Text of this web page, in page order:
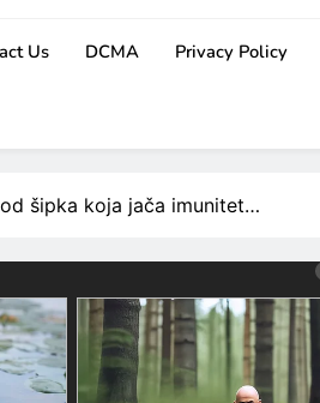
Us DCMA Privacy Policy
od šipka koja jača imunitet…